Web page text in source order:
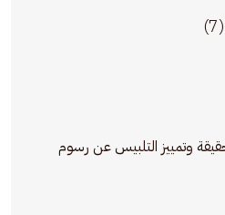
(7)
وتمييز التلبيس عن رسوم